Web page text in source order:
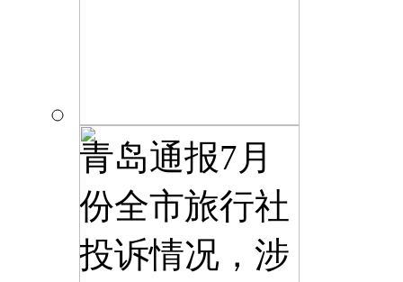
青岛通报7月
份全市旅行社
投诉情况，涉